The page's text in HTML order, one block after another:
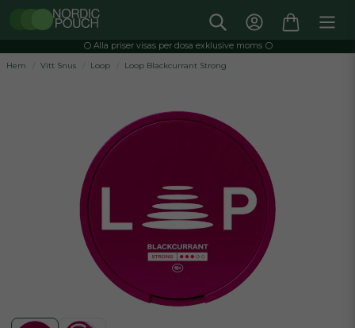
⚪️ Alla priser visas per dosa exklusive moms ⚪️
Hem
Vitt Snus Loop Loop Blackcurrant Strong